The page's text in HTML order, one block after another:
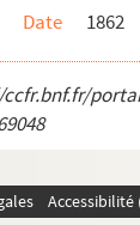
Date
1862